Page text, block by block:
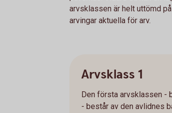
arvsklassen är helt uttömd
arvingar aktuella för arv.
Arvsklass 1
Den första arvsklassen -
- består av den avlidnes